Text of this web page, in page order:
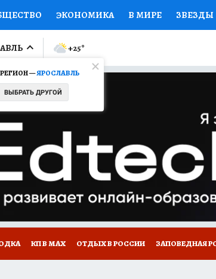
ЭКОНОМИКА В МИРЕ ЗВЕЗДЫ
ПРОИСШЕСТВИЯ НАЦИОНАЛЬНЫЕ
МИР Я ЗНАЮ СЕМЬЯ ЖЕНСКИЕ
СЕРИАЛЫ
КОНКУРСЫ
ОБЪЯВЛЕНИЯ
—ЯРОСЛАВЛЬ
ВЫБРАТЬ ДРУГОЙ
+25°
КП В МАХ ОТДЫХ В РОССИИ ЗАПОВЕДНАЯ